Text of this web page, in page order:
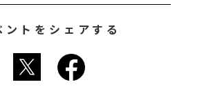
ントをシェアする